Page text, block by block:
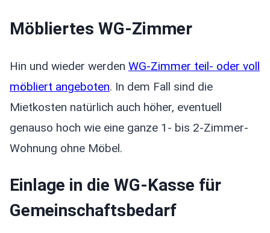
Möbliertes WG-Zimmer
Hin und wieder werden WG-Zimmer teil- oder voll
möbliert angeboten. In dem Fall sind die
Mietkosten natürlich auch höher, eventuell
genauso hoch wie eine ganze 1- bis 2-Zimmer-
Wohnung ohne Möbel.
Einlage in die WG-Kasse für
Gemeinschaftsbedarf